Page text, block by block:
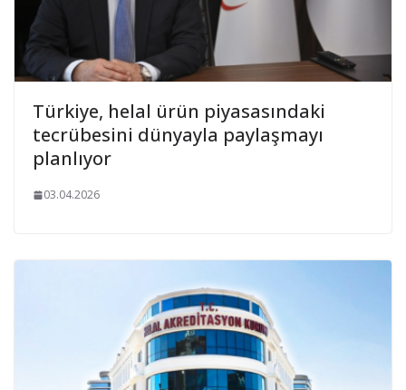
Türkiye, helal ürün piyasasındaki
tecrübesini dünyayla paylaşmayı
planlıyor
03.04.2026